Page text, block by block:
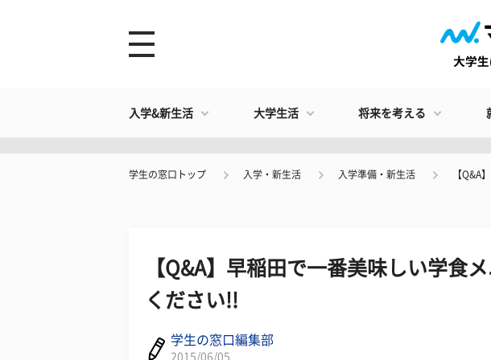
入学&新生活 大学生活 将来を考える
学生の窓口トップ 入学・新生活 入学準備・新生活 【Q&A
【Q&A】早稲田で一番美味しい学食
ください!!
学生の窓口編集部
2015/06/05